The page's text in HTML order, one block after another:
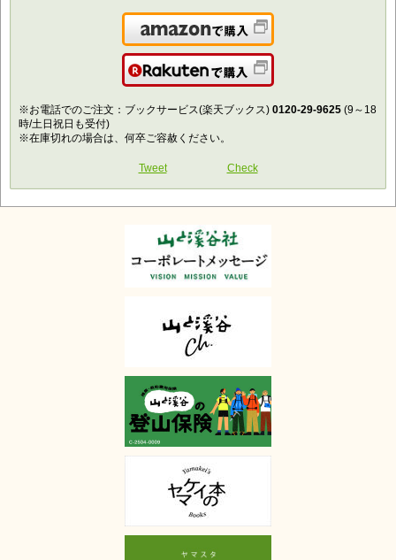
Amazonで購入
楽天で購入
※お電話でのご注文：ブックサービス(楽天ブックス) 0120-29-9625 (9～18
時/土日祝日も受付)
※在庫切れの場合は、何卒ご容赦ください。
Tweet Check